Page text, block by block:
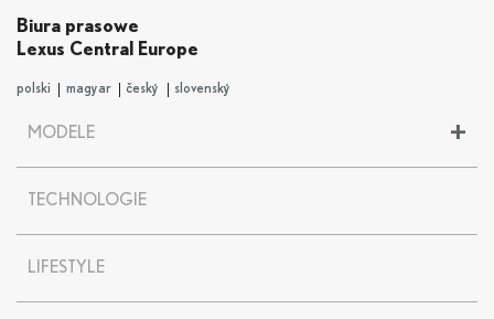
Biura prasowe
Lexus Central Europe
polski magyar český slovenský
+
MODELE
UX
UX 300e
NX
TECHNOLOGIE
LIFESTYLE